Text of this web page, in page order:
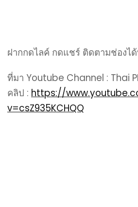
ฝากกดไลค์ กดแชร์ ติดตามช่องไ
ที่มา Youtube Channel : Thai
คลิป : https://
v=csZ935KCHQQ